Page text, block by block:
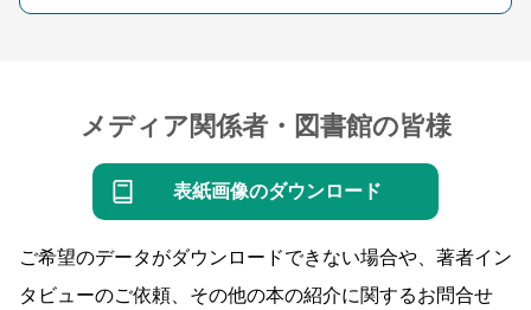
メディア関係者・図書館の皆様
表紙画像のダウンロード
ご希望のデータがダウンロードできない場合や、著者イン
タビューのご依頼、その他の本の紹介に関するお問合せ